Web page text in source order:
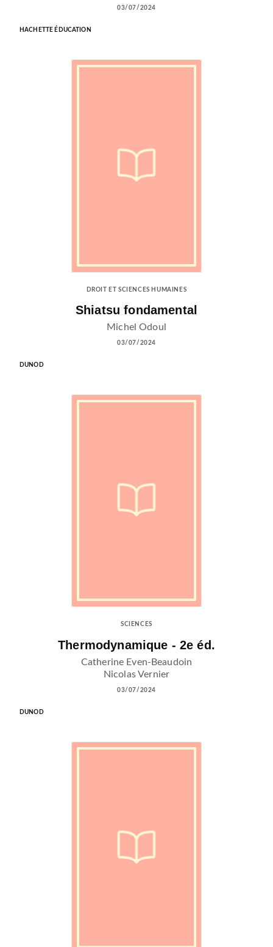
03/07/2024
HACHETTE ÉDUCATION
DROIT ET SCIENCES HUMAINES
Shiatsu fondamental
Michel Odoul
03/07/2024
DUNOD
SCIENCES
Thermodynamique - 2e éd.
Catherine Even-Beaudoin
Nicolas Vernier
03/07/2024
DUNOD